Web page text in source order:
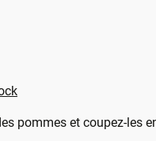
pommes et coupez-les